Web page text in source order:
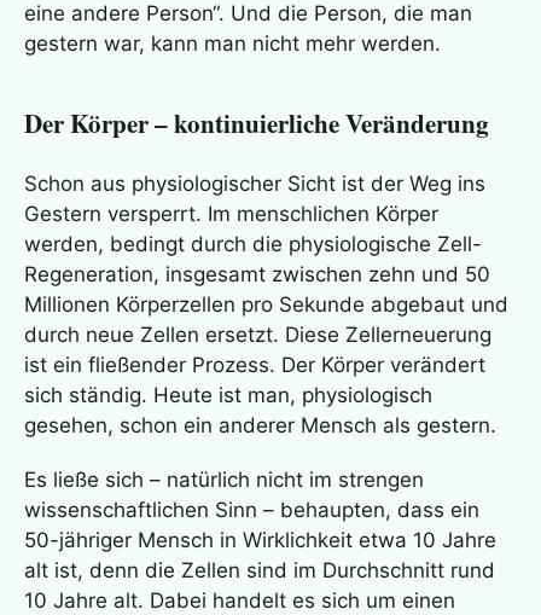
eine andere Person“. Und die Person, die man
gestern war, kann man nicht mehr werden.
Der Körper – kontinuierliche Veränderung
Schon aus physiologischer Sicht ist der Weg ins
Gestern versperrt. Im menschlichen Körper
werden, bedingt durch die physiologische Zell-
Regeneration, insgesamt zwischen zehn und 50
Millionen Körperzellen pro Sekunde abgebaut und
durch neue Zellen ersetzt. Diese Zellerneuerung
ist ein fließender Prozess. Der Körper verändert
sich ständig. Heute ist man, physiologisch
gesehen, schon ein anderer Mensch als gestern.
Es ließe sich – natürlich nicht im strengen
wissenschaftlichen Sinn – behaupten, dass ein
50-jähriger Mensch in Wirklichkeit etwa 10 Jahre
alt ist, denn die Zellen sind im Durchschnitt rund
10 Jahre alt. Dabei handelt es sich um einen